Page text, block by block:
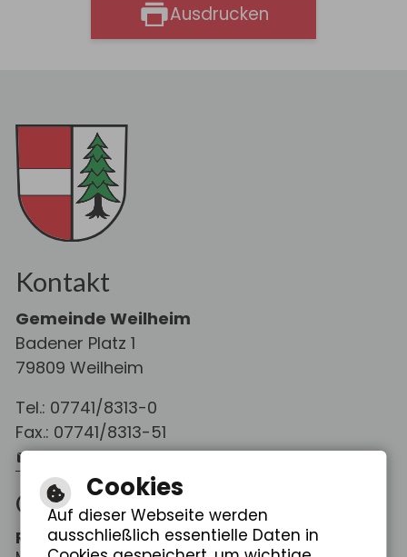
Ausdrucken
Kontakt
Gemeinde Weilheim
Badener Platz 1
79809 Weilheim
Tel.: 07741/8313-0
Fax.: 07741/8313-51
Öffnungszeiten
Rathaus Weilheim
Cookies
Auf dieser Webseite werden
ausschließlich essentielle Daten in